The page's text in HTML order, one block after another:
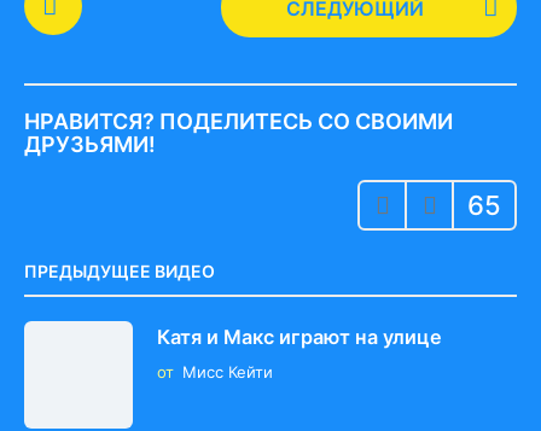
o
t
P
a
a
t
i
СЛЕДУЮЩИЙ
НРАВИТСЯ? ПОДЕЛИТЕСЬ СО СВОИМИ
ДРУЗЬЯМИ!
65
ПРЕДЫДУЩЕЕ ВИДЕО
Катя и Макс играют на улице
от Мисс Кейти